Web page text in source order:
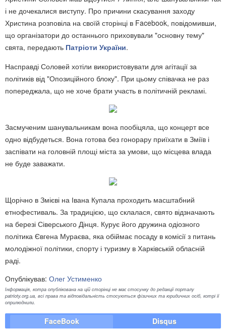
і не дочекалися виступу. Про причини скасування заходу
Христина розповіла на своїй сторінці в Facebook, повідомивши,
що організатори до останнього приховували "основну тему"
свята, передають Патріоти України.
Насправді Соловей хотіли використовувати для агітації за
політиків від "Опозиційного блоку". При цьому співачка не раз
попереджала, що не хоче брати участь в політичній рекламі.
Засмученим шанувальникам вона пообіцяла, що концерт все
одно відбудеться. Вона готова без гонорару приїхати в Зміїв і
заспівати на головній площі міста за умови, що місцева влада
не буде заважати.
Щорічно в Змієві на Івана Купала проходить масштабний
етнофестиваль. За традицією, що склалася, свято відзначають
на березі Сіверського Дінця. Курує його дружина одіозного
політика Євгена Мураєва, яка обіймає посаду в комісії з питань
молодіжної політики, спорту і туризму в Харківській обласній
раді.
Опублікував: Олег Устименко
Інформація, котра опублікована на цій сторінці не має стосунку до редакції порталу
patrioty.org.ua, всі права та відповідальність стосуються фізичних та юридичних осіб, котрі її
оприлюднили.
FaceBook Disqus